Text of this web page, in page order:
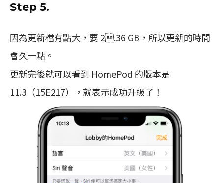
Step 5.
因為更新檔有點大，要 2.36 GB，所以更新的時間
會久一點。
更新完後就可以看到 HomePod 的版本是
11.3（15E217），就表示成功升級了！